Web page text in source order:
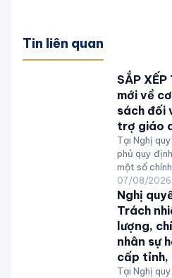
Tin liên quan
SẮP XẾP
mới về
sách đối
trợ giáo
Tại Nghị
phủ quy
một số
07/08/2026
Nghị
Trách
lượng,
nhân sự
cấp tỉnh,
Tại Nghị